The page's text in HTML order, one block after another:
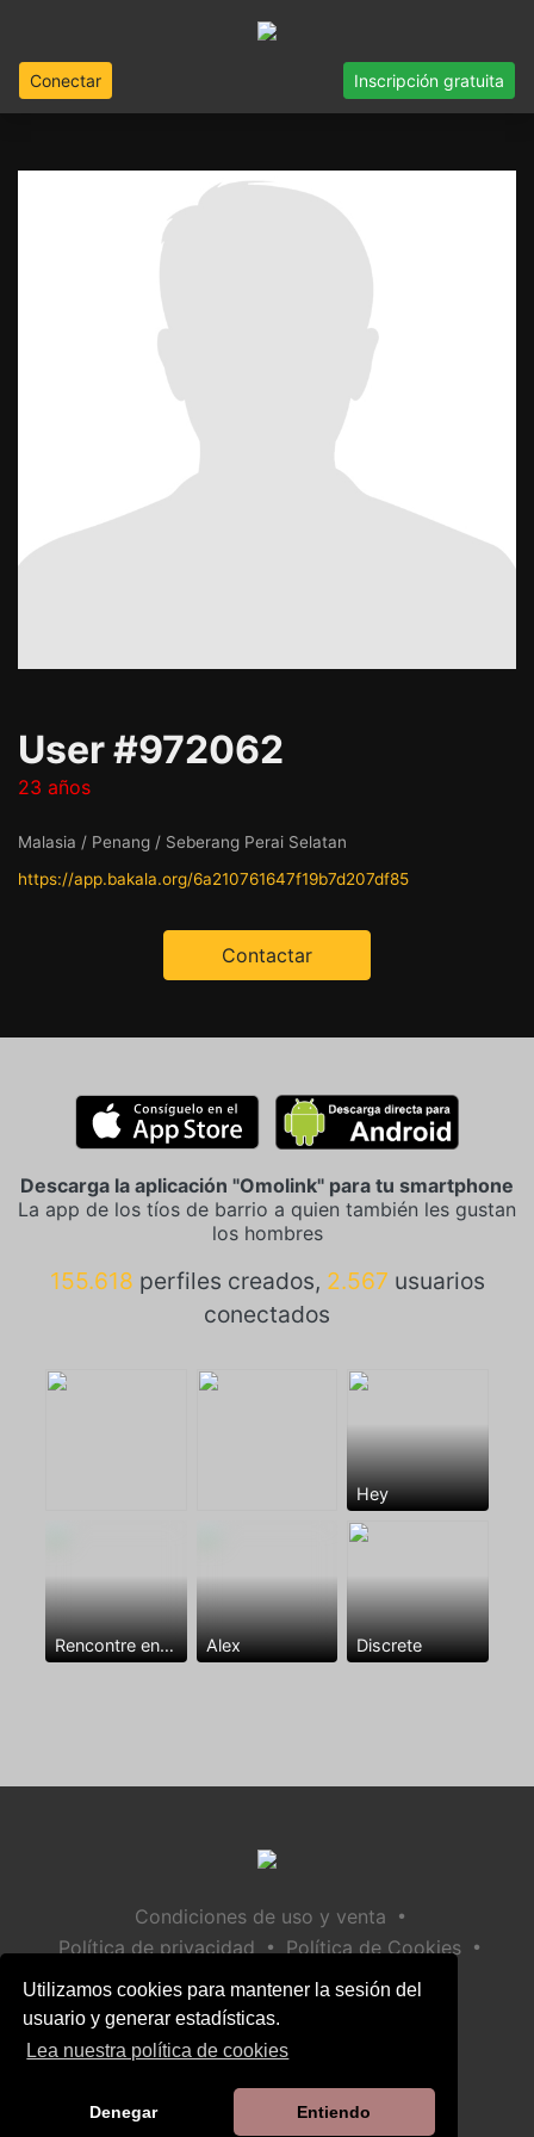
Utilizamos cookies para mantener la sesión del
usuario y generar estadísticas.
Lea nuestra política de cookies
Denegar Entiendo
Conectar Inscripción gratuita
User #972062
23 años
Malasia / Penang / Seberang Perai Selatan
https://app.bakala.org/6a210761647f19b7d207df85
Contactar
Descarga la aplicación "Omolink" para tu smartphone
La app de los tíos de barrio a quien también les gustan
los hombres
155.618 perfiles creados, 2.567 usuarios
conectados
Hey
Rencontre entre mecs Alex Discrete
Condiciones de uso y venta •
Política de privacidad • Política de Cookies •
Política de seguridad infantil
Ayuda / Contactar